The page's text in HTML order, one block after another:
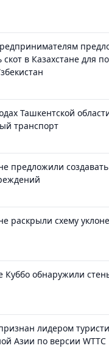
в Казахстане для
Ташкентской
транспорт
предложили
раскрыли схему
Куббо обнаружили
лидером
Азии по версии WTTC